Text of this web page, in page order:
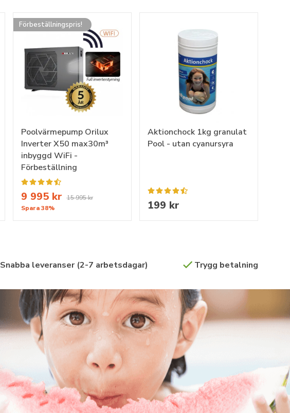
Förbeställningspris!
Poolvärmepump Orilux
Inverter X50 max30m³
inbyggd WiFi -
Förbeställning
9 995 kr 15 995 kr
Spara 38%
Aktionchock 1kg granulat
Pool - utan cyanursyra
199 kr
Snabba leveranser (2-7 arbetsdagar) Trygg betalning